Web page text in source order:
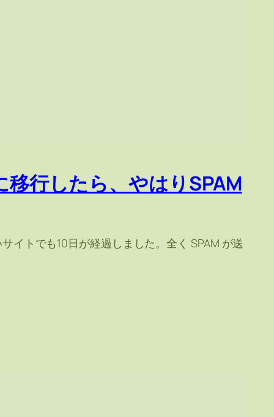
行したら、やはりSPAM
イトでも10日が経過しました。全く SPAM が送